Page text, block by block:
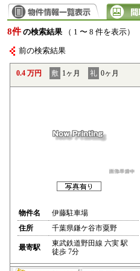
8件 の検索結果 （ 1 〜 8 件を表示）
前の検索結果
0.4 万円 敷 1ヶ月 礼 0ヶ月
物件名
伊藤駐車場
住所
千葉県鎌ケ谷市粟野
最寄駅
東武鉄道野田線 六実 駅
徒歩 7分